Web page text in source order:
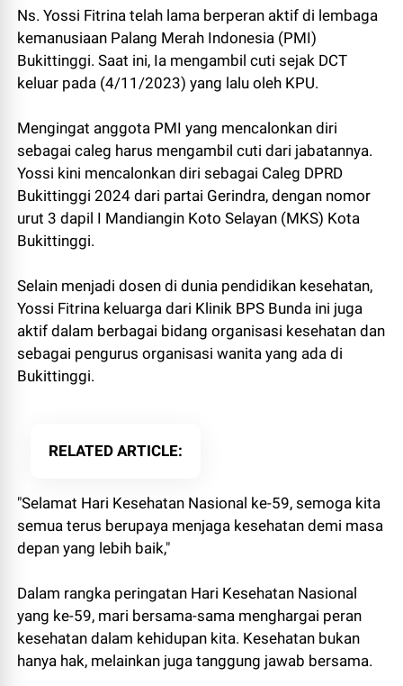
Ns. Yossi Fitrina telah lama berperan aktif di lembaga
kemanusiaan Palang Merah Indonesia (PMI)
Bukittinggi. Saat ini, Ia mengambil cuti sejak DCT
keluar pada (4/11/2023) yang lalu oleh KPU.
Mengingat anggota PMI yang mencalonkan diri
sebagai caleg harus mengambil cuti dari jabatannya.
Yossi kini mencalonkan diri sebagai Caleg DPRD
Bukittinggi 2024 dari partai Gerindra, dengan nomor
urut 3 dapil I Mandiangin Koto Selayan (MKS) Kota
Bukittinggi.
Selain menjadi dosen di dunia pendidikan kesehatan,
Yossi Fitrina keluarga dari Klinik BPS Bunda ini juga
aktif dalam berbagai bidang organisasi kesehatan dan
sebagai pengurus organisasi wanita yang ada di
Bukittinggi.
RELATED ARTICLE
"Selamat Hari Kesehatan Nasional ke-59, semoga kita
semua terus berupaya menjaga kesehatan demi masa
depan yang lebih baik,"
Dalam rangka peringatan Hari Kesehatan Nasional
yang ke-59, mari bersama-sama menghargai peran
kesehatan dalam kehidupan kita. Kesehatan bukan
hanya hak, melainkan juga tanggung jawab bersama.